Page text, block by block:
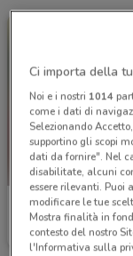
Bricofer
Scade il 31/08
Ci importa della
Noi e i nostri 1014
come i dati di
Selezionando
supportino gli scopi
dati da fornire". Nel
disabilitate, alcuni
essere rilevanti. Puoi
modificare le tue
Mostra finalità in
contesto del nostro
l'Informativa sulla